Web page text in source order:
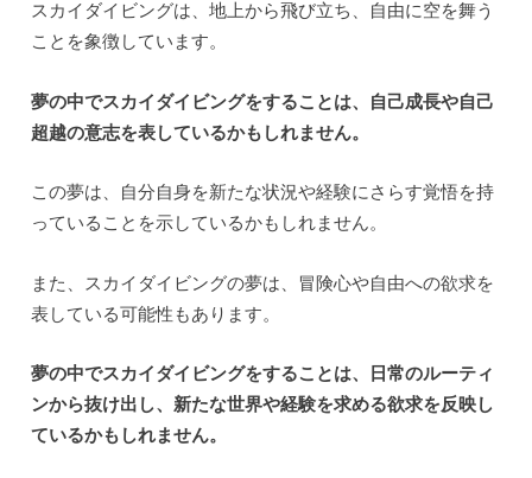
スカイダイビングは、地上から飛び立ち、自由に空を舞う
ことを象徴しています。
夢の中でスカイダイビングをすることは、自己成長や自己
超越の意志を表しているかもしれません。
この夢は、自分自身を新たな状況や経験にさらす覚悟を持
っていることを示しているかもしれません。
また、スカイダイビングの夢は、冒険心や自由への欲求を
表している可能性もあります。
夢の中でスカイダイビングをすることは、日常のルーティ
ンから抜け出し、新たな世界や経験を求める欲求を反映し
ているかもしれません。